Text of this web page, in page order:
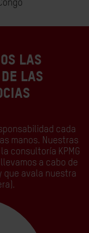
las
las
cada
manos. Nuestras
consultoría KPMG
a cabo de
que avala nuestra